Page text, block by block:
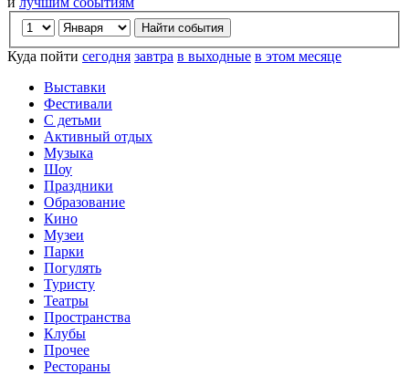
Куда пойти сегодня завтра в выходные в этом месяце
Выставки
Фестивали
С детьми
Активный отдых
Музыка
Шоу
Праздники
Образование
Кино
Музеи
Парки
Погулять
Туристу
Театры
Пространства
Клубы
Прочее
Рестораны